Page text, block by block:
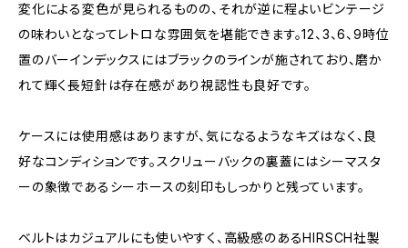
変化による変色が見られるものの、それが逆に程よいビンテージ
の味わいとなってレトロな雰囲気を堪能できます。12、3、6、9時位
置のバーインデックスにはブラックのラインが施されており、磨か
れて輝く長短針は存在感があり視認性も良好です。
ケースには使用感はありますが、気になるようなキズはなく、良
好なコンディションです。スクリューバックの裏蓋にはシーマスタ
ーの象徴であるシーホースの刻印もしっかりと残っています。
ベルトはカジュアルにも使いやすく、高級感のあるHIRSCH社製